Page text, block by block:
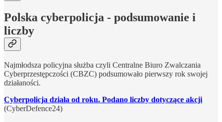
Polska cyberpolicja - podsumowanie i
liczby
Najmłodsza policyjna służba czyli Centralne Biuro Zwalczania
Cyberprzestępczości (CBZC) podsumowało pierwszy rok swojej
działaności.
Cyberpolicja działa od roku. Podano liczby dotyczące akcji
(CyberDefence24)